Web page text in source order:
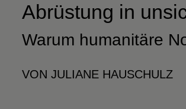
Abrüstung in
Warum humanitäre
VON JULIANE HAUSCHULZ